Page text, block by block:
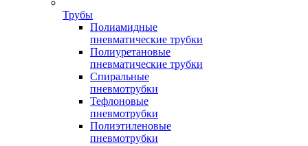
Трубы
Полиамидные
пневматические трубки
Полиуретановые
пневматические трубки
Спиральные
пневмотрубки
Тефлоновые
пневмотрубки
Полиэтиленовые
пневмотрубки